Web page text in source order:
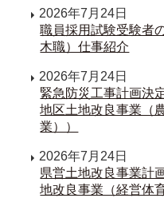
2026年7月24日
職員採用試験受験者
木職）仕事紹介
2026年7月24日
緊急防災工事計画決
地区土地改良事業（
業））
2026年7月24日
県営土地改良事業計
地改良事業（経営体